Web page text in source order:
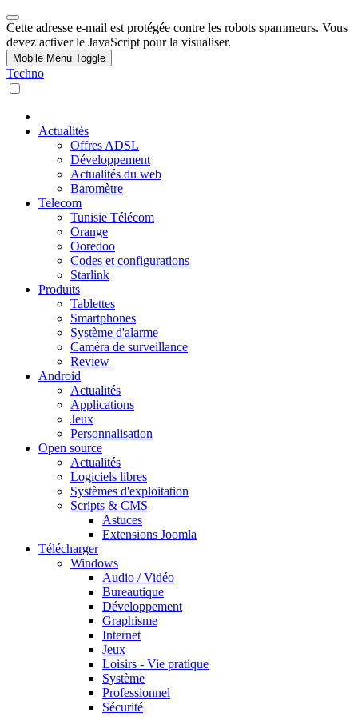
Cette adresse e-mail est protégée contre les robots spammeurs. Vous
devez activer le JavaScript pour la visualiser.
Mobile Menu Toggle
Techno
Actualités
Offres ADSL
Développement
Actualités du web
Baromètre
Telecom
Tunisie Télécom
Orange
Ooredoo
Codes et configurations
Starlink
Produits
Tablettes
Smartphones
Système d'alarme
Caméra de surveillance
Review
Android
Actualités
Applications
Jeux
Personnalisation
Open source
Actualités
Logiciels libres
Systèmes d'exploitation
Scripts & CMS
Astuces
Extensions Joomla
Télécharger
Windows
Audio / Vidéo
Bureautique
Développement
Graphisme
Internet
Jeux
Loisirs - Vie pratique
Système
Professionnel
Sécurité